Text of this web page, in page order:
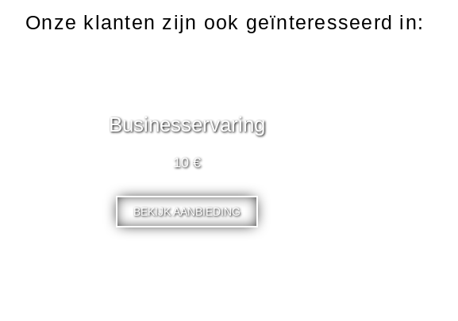
Onze klanten zijn ook geïnteresseerd in:
Businesservaring
10 €
BEKIJK AANBIEDING